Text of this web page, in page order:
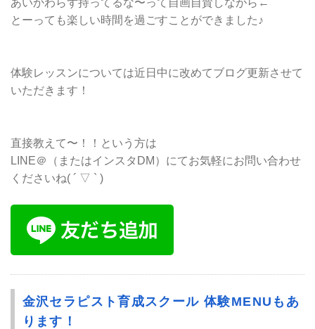
あいかわらず持ってるな〜って自画自賛しながら←
とーっても楽しい時間を過ごすことができました♪
体験レッスンについては近日中に改めてブログ更新させて
いただきます！
直接教えて〜！！という方は
LINE＠（またはインスタDM）にてお気軽にお問い合わせ
くださいね( ´ ▽ ` )
金沢セラピスト育成スクール 体験MENUもあ
ります！